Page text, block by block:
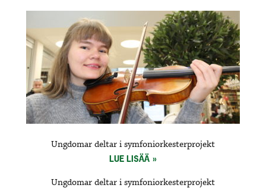
Ungdomar deltar i symfoniorkesterprojekt
LUE LISÄÄ
Ungdomar deltar i symfoniorkesterprojekt